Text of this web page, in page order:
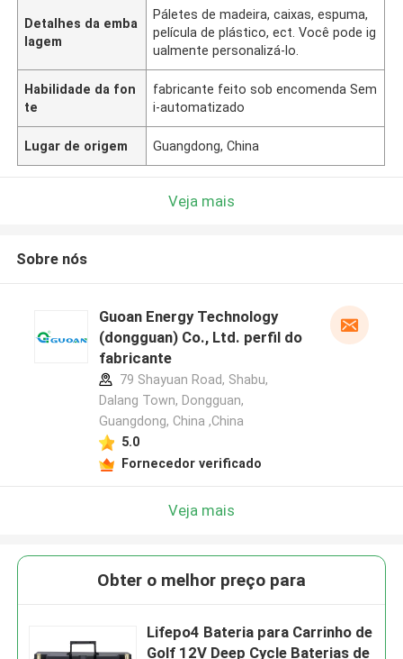
Detalhes da emba
lagem
Páletes de madeira, caixas, espuma,
película de plástico, ect. Você pode ig
ualmente personalizá-lo.
Habilidade da fon
te
fabricante feito sob encomenda Sem
i-automatizado
Lugar de origem Guangdong, China
Veja mais
Sobre nós
Guoan Energy Technology
(dongguan) Co., Ltd. perfil do
fabricante
79 Shayuan Road, Shabu,
Dalang Town, Dongguan,
Guangdong, China ,China
5.0
Fornecedor verificado
Veja mais
Obter o melhor preço para
Lifepo4 Bateria para Carrinho de
Golf 12V Deep Cycle Baterias de